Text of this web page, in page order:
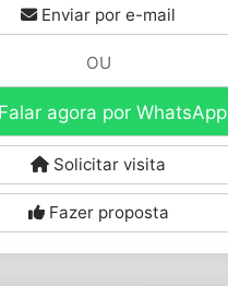
Enviar por e-mail
OU
Falar agora por WhatsApp
Solicitar visita
Fazer proposta